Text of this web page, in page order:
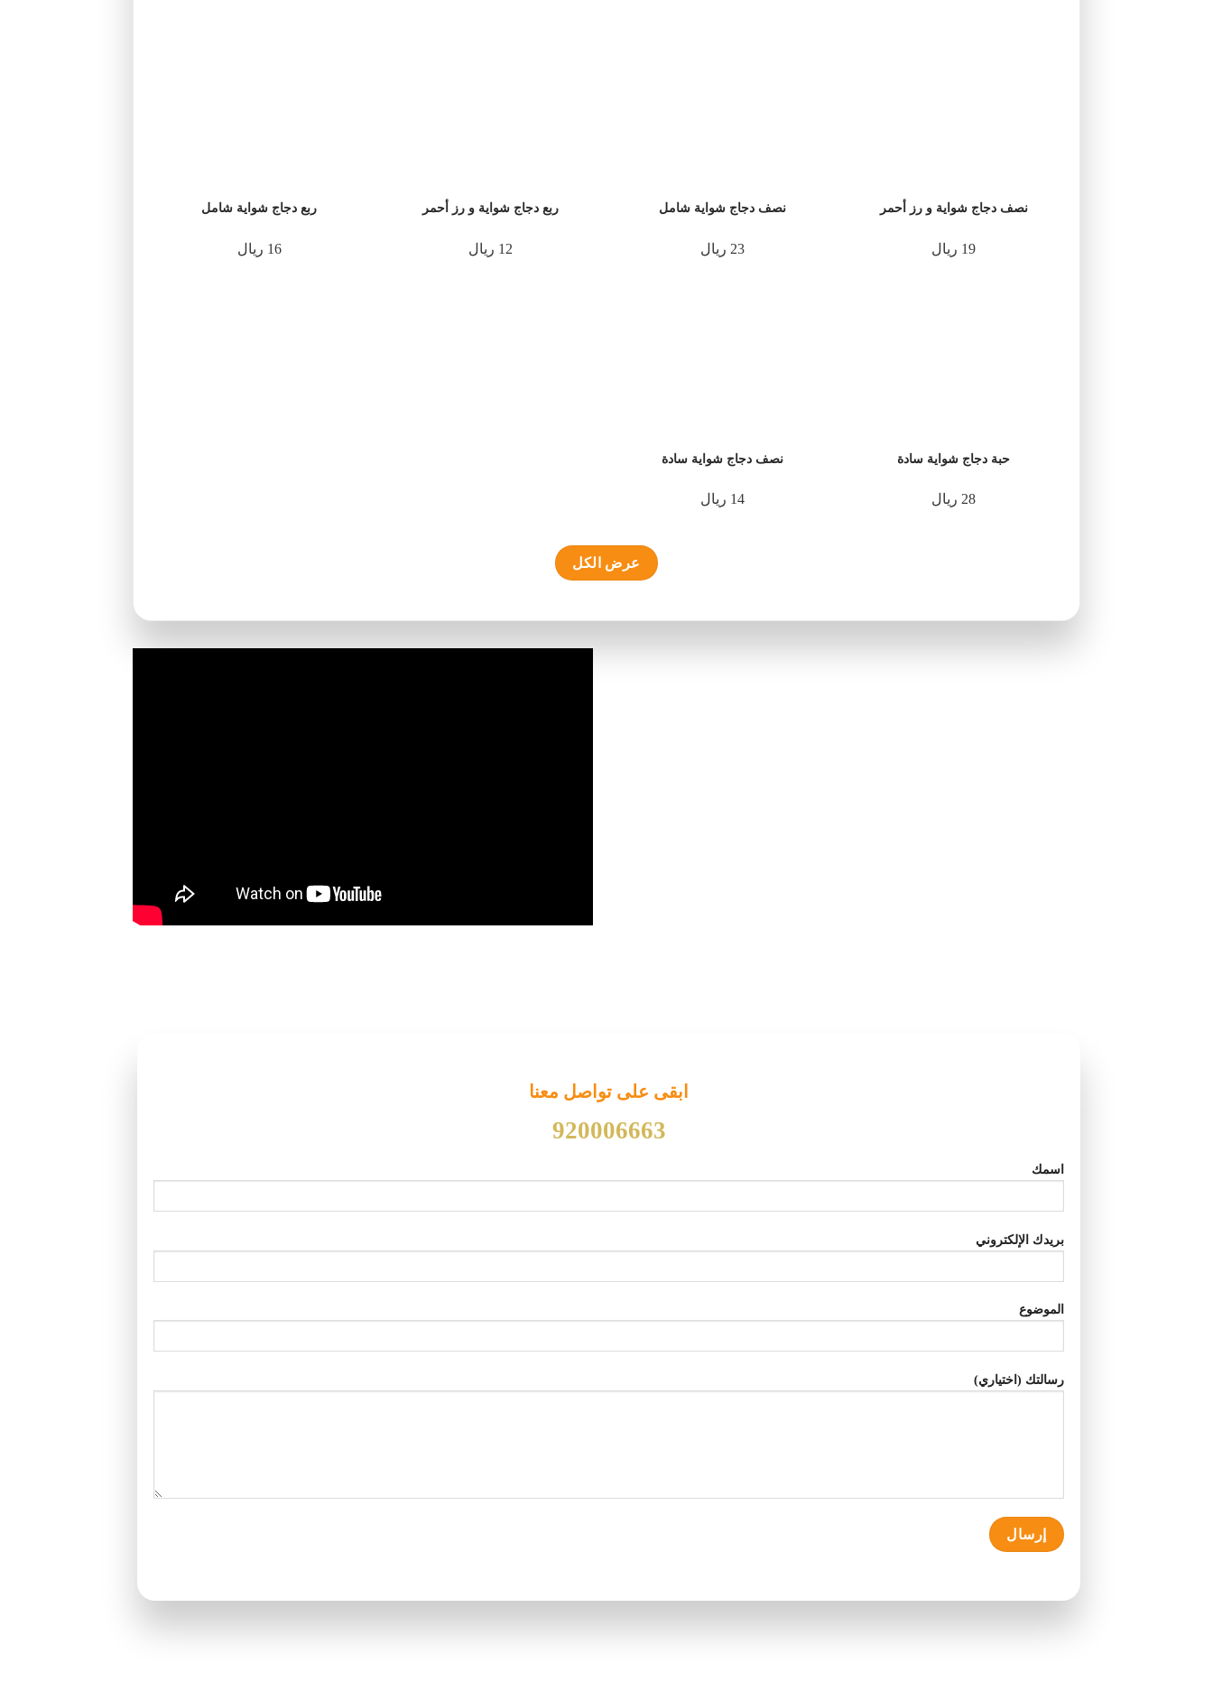
نصف دجاج شواية و رز أحمر
19 ريال
نصف دجاج شواية شامل
23 ريال
ربع دجاج شواية و رز أحمر
12 ريال
ربع دجاج شواية شامل
16 ريال
حبة دجاج شواية سادة
28 ريال
نصف دجاج شواية سادة
14 ريال
عرض الكل
ابقى على تواصل معنا
920006663
اسمك
بريدك الإلكتروني
الموضوع
رسالتك (اختياري)